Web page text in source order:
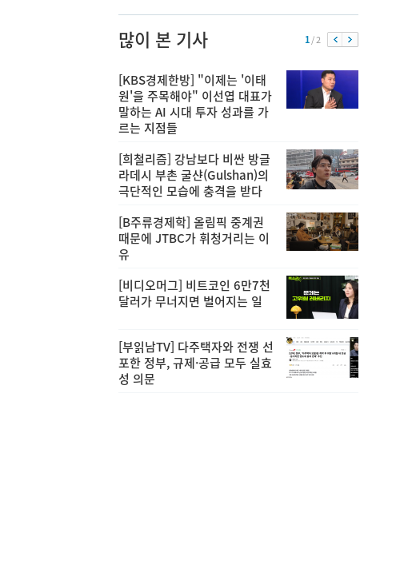
많이 본 기사 1/ 2
[KBS경제한방] "이제는 '이태
원'을 주목해야" 이선엽 대표가
말하는 AI 시대 투자 성과를 가
르는 지점들
[희철리즘] 강남보다 비싼 방글
라데시 부촌 굴샨(Gulshan)의
극단적인 모습에 충격을 받다
[B주류경제학] 올림픽 중계권
때문에 JTBC가 휘청거리는 이
유
[비디오머그] 비트코인 6만7천
달러가 무너지면 벌어지는 일
[부읽남TV] 다주택자와 전쟁 선
포한 정부, 규제·공급 모두 실효
성 의문